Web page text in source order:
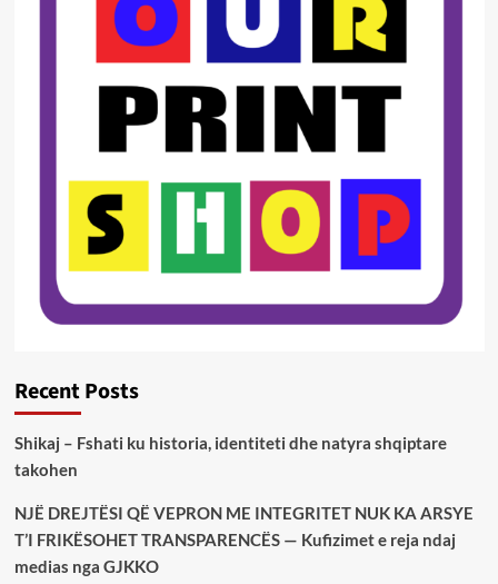
Recent Posts
Shikaj – Fshati ku historia, identiteti dhe natyra shqiptare
takohen
NJË DREJTËSI QË VEPRON ME INTEGRITET NUK KA ARSYE
T’I FRIKËSOHET TRANSPARENCËS — Kufizimet e reja ndaj
medias nga GJKKO